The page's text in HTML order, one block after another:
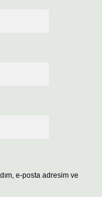
e-posta adresim ve